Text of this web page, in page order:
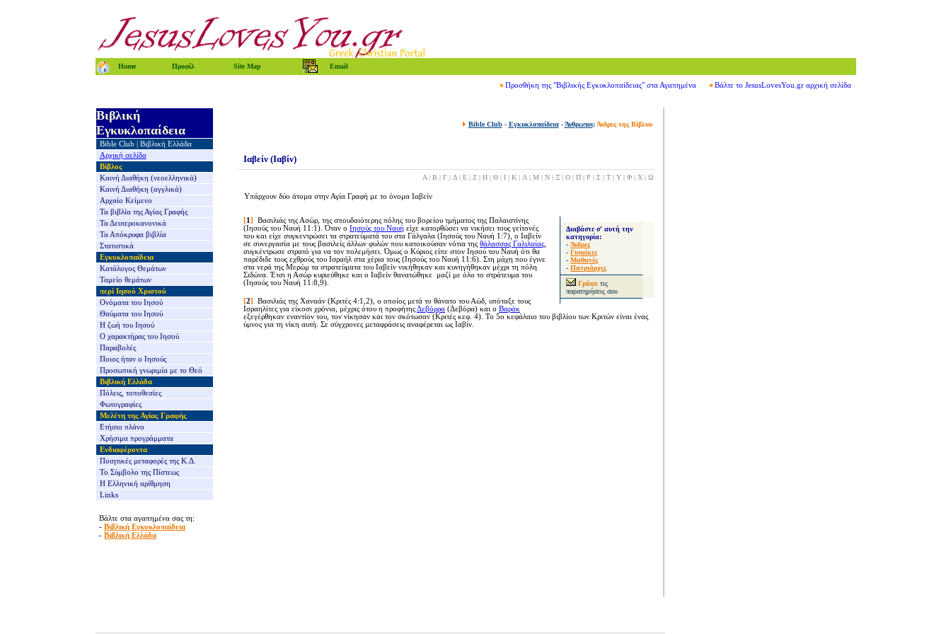
Home Προφίλ Site Map Email
Προσθήκη της "Βιβλικής Εγκυκλοπαίδειας" στα Αγαπημένα Βάλτε το JesusLovesYou.gr αρχική σελίδα
Βιβλική
Εγκυκλοπαίδεια
Bible Club
Βιβλική Ελλάδα
Αρχική σελίδα
Βίβλος
Καινή Διαθήκη (νεοελληνικά)
Καινή Διαθήκη (αγγλικά)
Αρχαίο Κείμενο
Τα βιβλία τηςΑγίας Γραφής
Τα Δευτεροκανονικά
Τα Απόκρυφα βιβλία
Στατιστικά
Εγκυκλοπαίδεια
Κατάλογος Θεμάτων
Ταμείο θεμάτων
περί Ιησού Χριστού
Ονόματα του Ιησού
Θαύματα του Ιησού
Η ζωή του Ιησού
Ο χαρακτήρας του Ιησού
Παραβολές
Ποιος ήταν ο Ιησούς
Προσωπική γνωριμία με το Θεό
Βιβλική Ελλάδα
Πόλεις, τοποθεσίες
Φωτογραφίες
Μελέτη της Αγίας Γραφής
Ετήσιο πλάνο
Χρήσιμα προγράμματα
Ενδιαφέροντα
Ποιητικές μεταφορές της Κ.Δ.
Το Σύμβολο της Πίστεως
Η Ελληνική αρίθμηση
Links
Βάλτε στα αγαπημένα σας τη:
- Βιβλική Εγκυκλοπαίδεια
- Βιβλική Ελλάδα
Bible Club- Εγκυκλοπαίδεια-Άνθρωποι:Άνδρες της Βίβλου
Ιαβείν (Ιαβίν)
Α | Β | Γ | Δ | Ε | Ζ | Η | Θ | Ι | Κ | Λ | Μ | Ν | Ξ | Ο | Π | Ρ | Σ | Τ | Υ | Φ | Χ | Ω
Υπάρχουν δύο άτομα στην Αγία Γραφή με το όνομα Ιαβείν
Διαβάστε σ' αυτή την
κατηγορία:
- Άνδρες
- Γυναίκες
- Μαθητές
- Πατριάρχες
Γράψε τις
παρατηρήσεις σου
[1 ]
Βασιλιάς της Ασώρ, της σπουδαιότερης πόλης του βορείου τμήματος της Παλαιστίνης
(Ιησούς του Ναυή 11:1). Όταν ο Ιησούς του Ναυή είχε κατορθώσει να νικήσει τους γείτονές
του και είχε συγκεντρώσει τα στρατεύματά του στα Γάλγαλα (Ιησούς του Ναυή 1:7), ο Ιαβείν
σε συνεργασία με τους βασιλείς άλλων φυλών που κατοικούσαν νότια της θάλασσας Γαλιλαίας
συγκέντρωσε στρατό για να τον πολεμήσει. Όμως ο Κύριος είπε στον Ιησού του Ναυή ότι θα
παρέδιδε τους εχθρούς του Ισραήλ στα χέρια τους (Ιησούς του Ναυή 11:6). Στη μάχη που έγινε
στα νερά της Μερώμ τα στρατεύματα του Ιαβείν νικήθηκαν και κυνηγήθηκαν μέχρι τη πόλη
Σιδώνα. Έτσι η Ασώρ κυριεύθηκε και ο Ιαβείν θανατώθηκε μαζί με όλο το στράτευμα του
(Ιησούς του Ναυή 11:8,9).
[2] Βασιλιάς της Χαναάν (Κριτές 4:1,2) , ο οποίος μετά το θάνατο του Αώδ, υπόταξε τους
Ισραηλίτες για είκοσι χρόνια, μέχρις ότου η προφήτηςΔεβόρρα (Δεβόρα) και ο Βαράκ
εξεγέρθηκαν εναντίον του, τον νίκησαν και τον σκότωσαν (Κριτές κεφ. 4). Το 5ο κεφάλαιο του βιβλίου των Κριτών είναι ένας
ύμνος για τη νίκη αυτή. Σε σύγχρονες μεταφράσεις αναφέρεται ως Ιαβίν.